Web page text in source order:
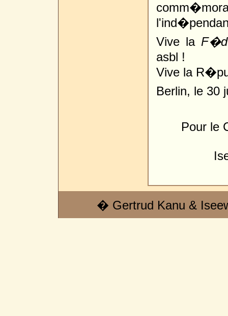
Vive la
asbl !
Vive la
Berlin, le 30
Pour le
� Gertrud Kanu &